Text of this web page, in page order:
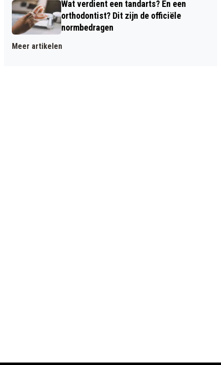
Wat verdient een tandarts? En een
orthodontist? Dit zijn de officiële
normbedragen
Meer artikelen